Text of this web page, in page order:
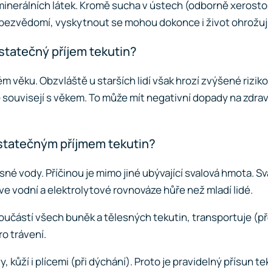
látek. Kromě sucha v ústech (odborně
vyskytnout se mohou dokonce i život
příjem tekutin?
věku. Obzvláště u starších lidí však hrozí zvýšené
souvisejí s věkem. To může mít negativní dopady na
příjmem tekutin?
vody. Příčinou je mimo jiné ubývající svalová hmota.
vodní a elektrolytové rovnováze hůře než mladí lidé.
všech buněk a tělesných tekutin, transportuje
trávení.
kůží i plícemi (při dýchání). Proto je pravidelný přísun